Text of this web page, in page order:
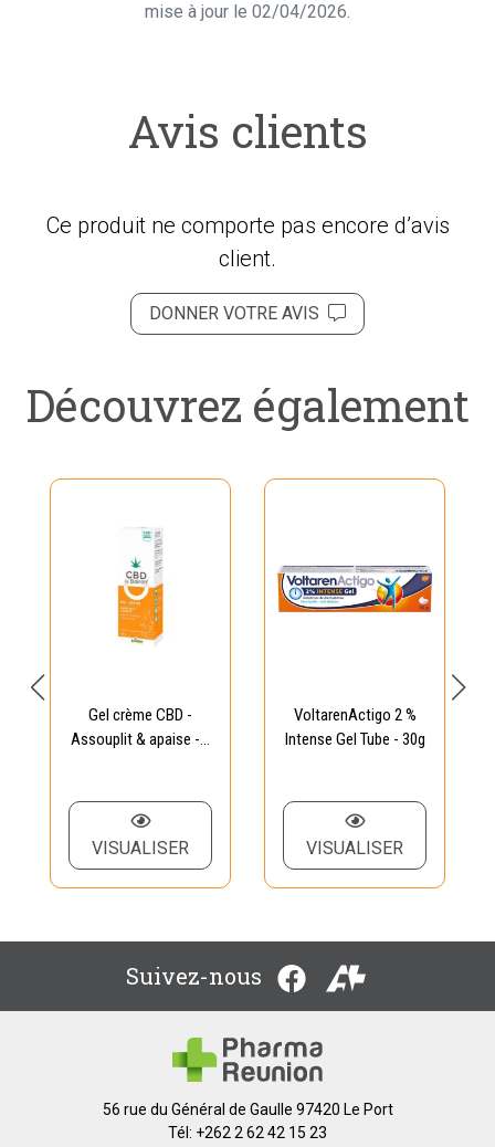
mise à jour le 02/04/2026.
Avis clients
Ce produit ne comporte pas encore d’avis
client.
DONNER VOTRE AVIS
Découvrez également
Gel crème CBD -
Assouplit & apaise -...
VISUALISER
VoltarenActigo 2 %
Intense Gel Tube - 30g
VISUALISER
Suivez-nous
56 rue du Général de Gaulle 97420 Le Port
Tél: +262 2 62 42 15 23